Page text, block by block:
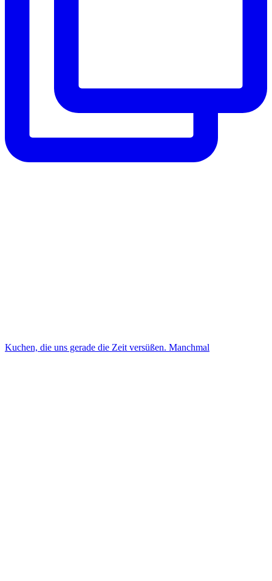
Kuchen, die uns gerade die Zeit versüßen. Manchmal